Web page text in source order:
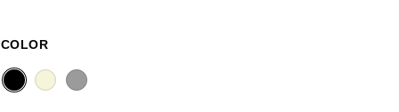
COLOR